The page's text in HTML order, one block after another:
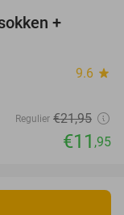
+
9.6 star
Regulier €21,95
€11 ,95